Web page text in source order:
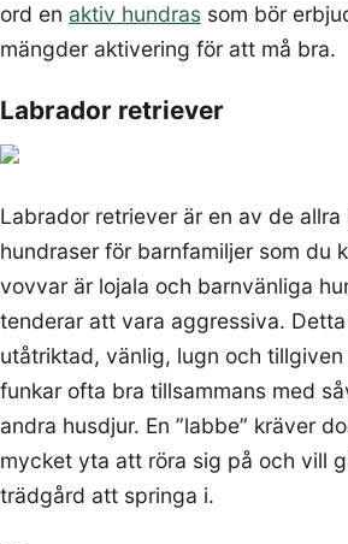
ord en aktiv hundras som bör
mängder aktivering för att må bra.
Labrador retriever
Labrador retriever är en av de allra
hundraser för barnfamiljer som du
vovvar är lojala och barnvänliga
tenderar att vara aggressiva.
utåtriktad, vänlig, lugn och tillgiven
funkar ofta bra tillsammans med
andra husdjur. En ”labbe” kräver
mycket yta att röra sig på och vill
trädgård att springa i.